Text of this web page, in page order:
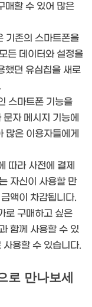
매할 수 있어 많은
기존의 스마트폰을
든 데이터와 설정을
했던 유심칩을 새로
스마트폰 기능을
자 메시지 기능에
많은 이용자들에게
따라 사전에 결제
자신이 사용할 만
액이 차감됩니다.
로 구매하고 싶은
함께 사용할 수 있
용할 수 있습니다.
로 만나보세